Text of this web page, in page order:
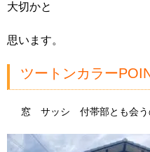
大切かと
思います。
ツートンカラー
窓 サッシ 付帯部とも会う